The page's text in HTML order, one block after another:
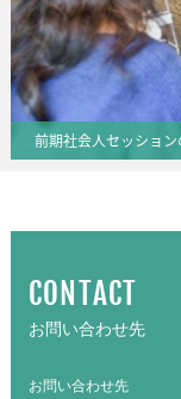
前期社会人セッショ
CONTACT
お問い合わせ先
お問い合わせ先